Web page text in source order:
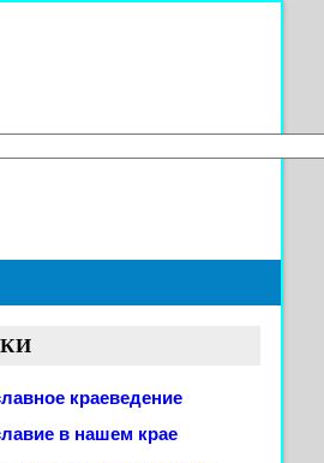
краеведение
в нашем крае